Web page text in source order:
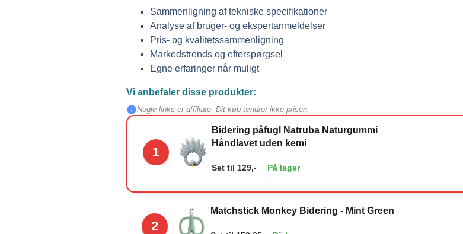
Sammenligning af tekniske specifikationer
Analyse af bruger- og ekspertanmeldelser
Pris- og kvalitetssammenligning
Markedstrends og efterspørgsel
Egne erfaringer når muligt
Vi anbefaler disse produkter:
Nogle links er affiliate. Dit køb ændrer ikke prisen.
1
Bidering påfugl Natruba Naturgummi
Håndlavet uden kemi
Set til 129,- På lager
2
Matchstick Monkey Bidering - Mint Green